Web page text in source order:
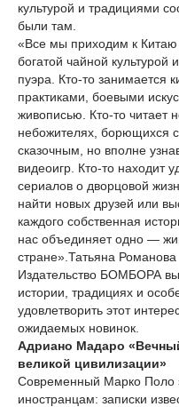
культурой и традициями
были там.
«Все мы приходим к Китаю
богатой чайной культурой
пуэра. Кто-то занимается
практиками, боевыми
живописью. Кто-то читает
небожителях, борющихся
сказочным, но вполне
видеоигр. Кто-то находит
сериалов о дворцовой
найти новых друзей или
каждого собственная
нас объединяет одно —
стране».Татьяна Романова
Издательство БОМБОРА
истории, традициях и
удовлетворить этот
ожидаемых новинок.
Адриано Мадаро
великой цивилизации»
Современный Марко Поло
иностранцам: записки